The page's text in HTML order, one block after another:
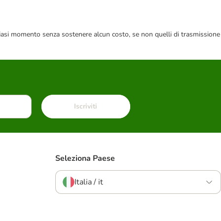
momento senza sostenere alcun costo, se non quelli di trasmissione
Iscriviti
Seleziona Paese
Italia / it